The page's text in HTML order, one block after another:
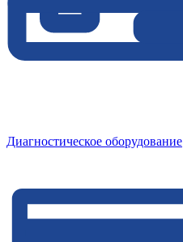
Диагностическое оборудование